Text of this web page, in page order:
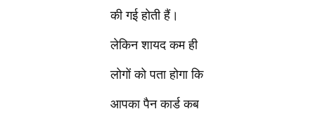
की गई होती हैं।
लेकिन शायद कम ही
लोगों को पता होगा कि
आपका पैन कार्ड कब